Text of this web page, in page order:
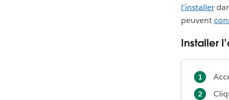
l’installer
peuvent
Installer